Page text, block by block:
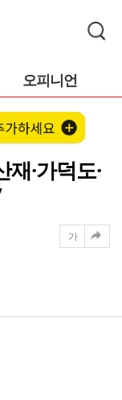
오피니언
·가덕도·
가